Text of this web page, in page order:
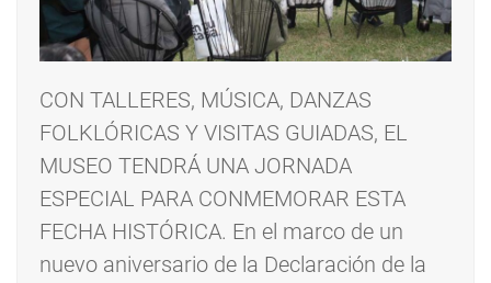
CON TALLERES, MÚSICA, DANZAS
FOLKLÓRICAS Y VISITAS GUIADAS, EL
MUSEO TENDRÁ UNA JORNADA
ESPECIAL PARA CONMEMORAR ESTA
FECHA HISTÓRICA. En el marco de un
nuevo aniversario de la Declaración de la